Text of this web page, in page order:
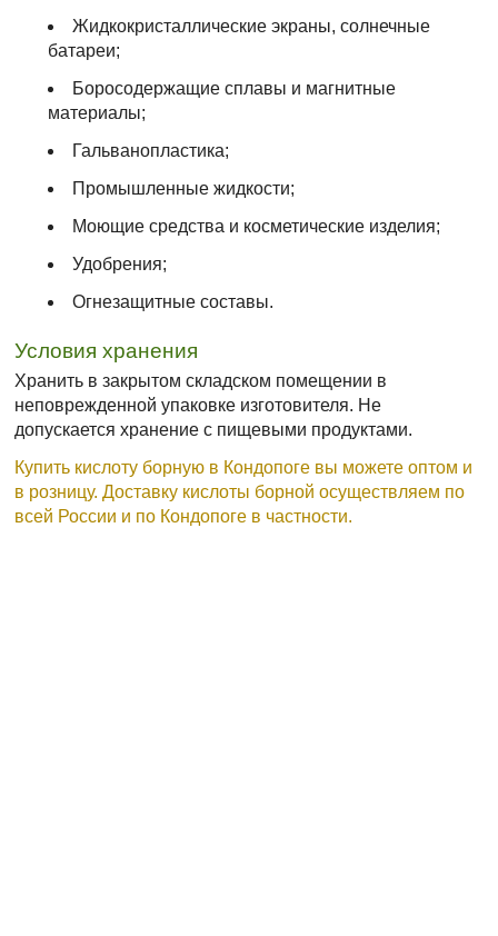
Жидкокристаллические экраны, солнечные
батареи;
Боросодержащие сплавы и магнитные
материалы;
Гальванопластика;
Промышленные жидкости;
Моющие средства и косметические изделия;
Удобрения;
Огнезащитные составы.
Условия хранения
Хранить в закрытом складском помещении в
неповрежденной упаковке изготовителя. Не
допускается хранение с пищевыми продуктами.
Купить кислоту борную в Кондопоге вы можете оптом и
в розницу. Доставку кислоты борной осуществляем по
всей России и по Кондопоге в частности.